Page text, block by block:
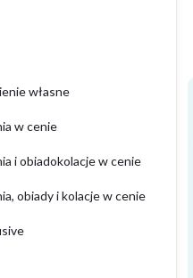
własne
w cenie
i obiadokolacje w cenie
obiady i kolacje w cenie